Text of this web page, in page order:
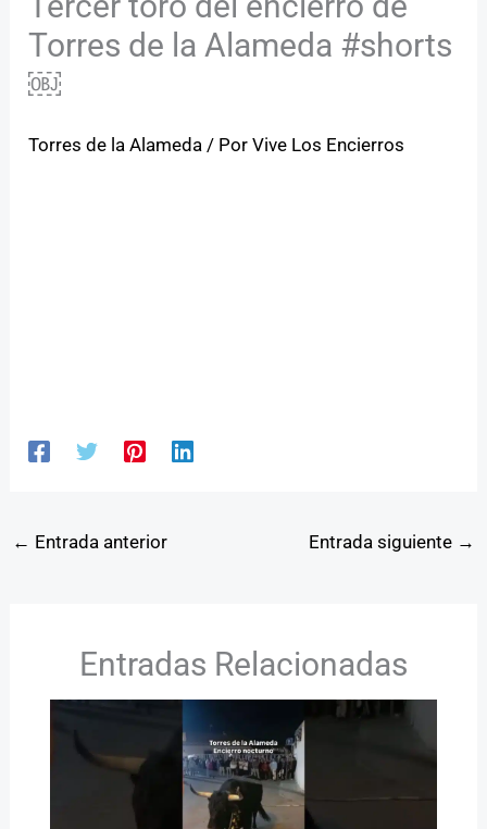
Torres de la Alameda #shorts
￼
Torres de la Alameda / PorVive Los Encierros
← Entrada anterior Entrada siguiente →
Entradas Relacionadas